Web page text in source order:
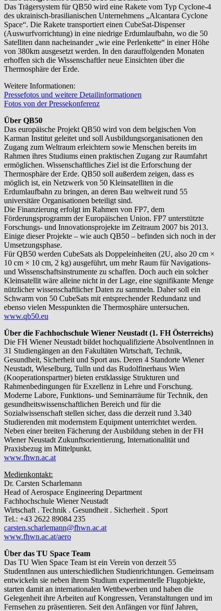
Das Trägersystem für QB50 wird eine Rakete vom Typ Cyclone-4
des ukrainisch-brasilianischen Unternehmens „Alcantara Cyclone
Space“. Die Rakete transportiert einen CubeSat-Dispenser
(Auswurfvorrichtung) in eine niedrige Erdumlaufbahn, wo die 50
Satelliten dann nacheinander „wie eine Perlenkette“ in einer Höhe
von 380km ausgesetzt werden. In den darauffolgenden Monaten
erhoffen sich die Wissenschaftler neue Einsichten über die
Thermosphäre der Erde.
Weitere Informationen:
Pressefotos und weitere Detailinformationen
Fotos von der Pressekonferenz
Über QB50
Das europäische Projekt QB50 wird von dem belgischen Von
Karman Institut geleitet und soll Ausbildungsorganisationen den
Zugang zum Weltraum erleichtern sowie Menschen bereits im
Rahmen ihres Studiums einen praktischen Zugang zur Raumfahrt
ermöglichen. Wissenschaftliches Ziel ist die Erforschung der
Thermosphäre der Erde. QB50 soll außerdem zeigen, dass es
möglich ist, ein Netzwerk von 50 Kleinsatelliten in die
Erdumlaufbahn zu bringen, an deren Bau weltweit rund 55
universitäre Organisationen beteiligt sind.
Die Finanzierung erfolgt im Rahmen von FP7, dem
Förderungsprogramm der Europäischen Union. FP7 unterstützte
Forschungs- und Innovationsprojekte im Zeitraum 2007 bis 2013.
Einige dieser Projekte – wie auch QB50 – befinden sich noch in der
Umsetzungsphase.
Für QB50 werden CubeSats als Doppeleinheiten (2U, also 20 cm ×
10 cm × 10 cm, 2 kg) ausgeführt, um mehr Raum für Navigations-
und Wissenschaftsinstrumente zu schaffen. Doch auch ein solcher
Kleinsatellit wäre alleine nicht in der Lage, eine signifikante Menge
nützlicher wissenschaftlicher Daten zu sammeln. Daher soll ein
Schwarm von 50 CubeSats mit entsprechender Redundanz und
ebenso vielen Messpunkten die Thermosphäre untersuchen.
www.qb50.eu
Über die Fachhochschule Wiener Neustadt (1. FH Österreichs)
Die FH Wiener Neustadt bildet hochqualifizierte AbsolventInnen in
31 Studiengängen an den Fakultäten Wirtschaft, Technik,
Gesundheit, Sicherheit und Sport aus. Deren 4 Standorte Wiener
Neustadt, Wieselburg, Tulln und das Rudolfinerhaus Wien
(Kooperationspartner) bieten erstklassige Strukturen und
Rahmenbedingungen für Exzellenz in Lehre und Forschung.
Moderne Labore, Funktions- und Seminarräume für Technik, den
gesundheitswissenschaftlichen Bereich und für die
Sozialwissenschaft stellen sicher, dass die derzeit rund 3.340
Studierenden mit modernstem Equipment unterrichtet werden.
Neben einer breiten Fächerung der Ausbildung stehen in der FH
Wiener Neustadt Zukunftsorientierung, Internationalität und
Praxisbezug im Mittelpunkt.
www.fhwn.ac.at
Medienkontakt:
Dr. Carsten Scharlemann
Head of Aerospace Engineering Department
Fachhochschule Wiener Neustadt
Wirtschaft . Technik . Gesundheit . Sicherheit . Sport
Tel.: +43 2622 89084 235
carsten.scharlemann@fhwn.ac.at
www.fhwn.ac.at/aero
Über das TU Space Team
Das TU Wien Space Team ist ein Verein von derzeit 55
StudentInnen aus unterschiedlichen Studienrichtungen. Gemeinsam
entwickeln sie neben ihrem Studium experimentelle Flugobjekte,
starten damit an internationalen Wettbewerben und haben die
Gelegenheit ihre Arbeiten auf Kongressen, Veranstaltungen und im
Fernsehen zu präsentieren. Seit den Anfängen vor fünf Jahren,